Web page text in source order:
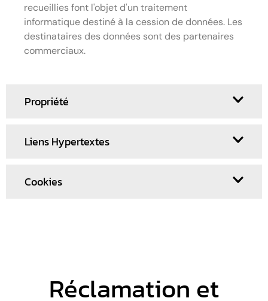
recueillies font l'objet d'un traitement
informatique destiné à la cession de données. Les
destinataires des données sont des partenaires
commerciaux.
Propriété
Liens Hypertextes
Cookies
Réclamation et